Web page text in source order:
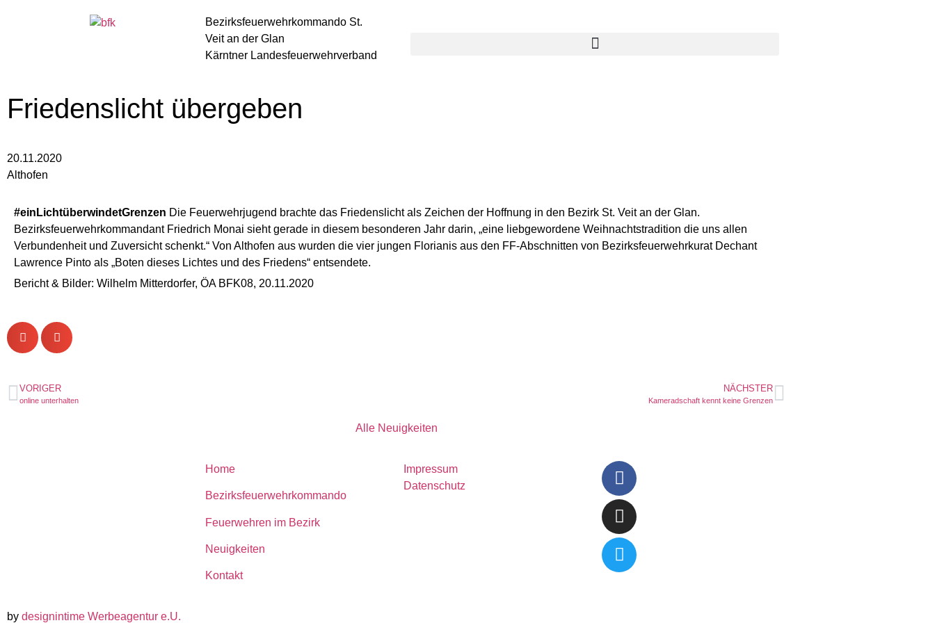
Bezirksfeuerwehrkommando St.
Veit an der Glan
Kärntner Landesfeuerwehrverband
Friedenslicht übergeben
20.11.2020
Althofen
#einLichtüberwindetGrenzen Die Feuerwehrjugend brachte das Friedenslicht als Zeichen der Hoffnung in den Bezirk St. Veit an der Glan.
Bezirksfeuerwehrkommandant Friedrich Monai sieht gerade in diesem besonderen Jahr darin, „eine liebgewordene Weihnachtstradition die uns allen
Verbundenheit und Zuversicht schenkt.“ Von Althofen aus wurden die vier jungen Florianis aus den FF-Abschnitten von Bezirksfeuerwehrkurat Dechant
Lawrence Pinto als „Boten dieses Lichtes und des Friedens“ entsendete.
Bericht & Bilder: Wilhelm Mitterdorfer, ÖA BFK08, 20.11.2020
VORIGER
online unterhalten
NÄCHSTER
Kameradschaft kennt keine Grenzen
Alle Neuigkeiten
Home
Bezirksfeuerwehrkommando
Feuerwehren im Bezirk
Neuigkeiten
Kontakt
Impressum
Datenschutz
by designintime Werbeagentur e.U.